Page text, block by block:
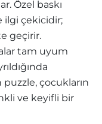
Özel baskı
ilgi çekicidir;
geçirir.
tam uyum
çocukların
ve keyifli bir